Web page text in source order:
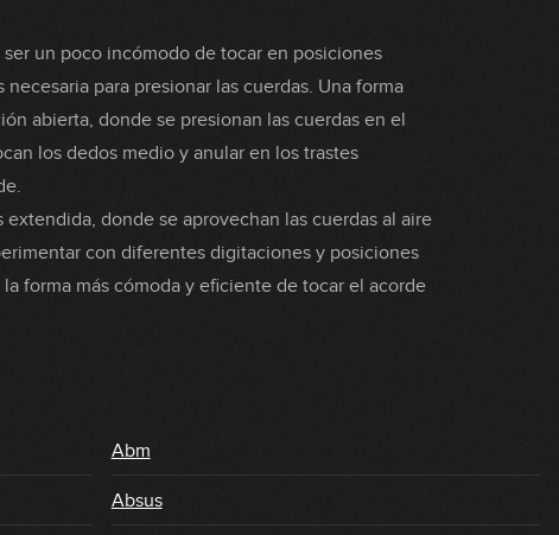
un poco incómodo de tocar en posiciones
para presionar las cuerdas. Una forma
abierta, donde se presionan las cuerdas en el
los dedos medio y anular en los trastes
donde se aprovechan las cuerdas al aire
con diferentes digitaciones y posiciones
forma más cómoda y eficiente de tocar el acorde
Abm
Absus